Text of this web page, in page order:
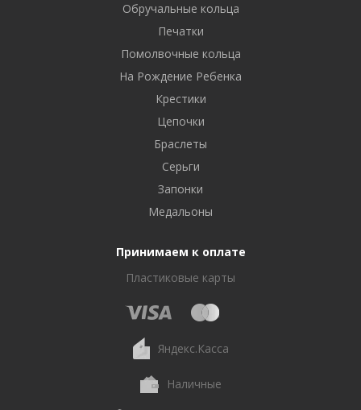
Обручальные кольца
Печатки
Помолвочные кольца
На Рождение Ребенка
Крестики
Цепочки
Браслеты
Серьги
Запонки
Медальоны
Принимаем к оплате
Пластиковые карты
Яндекс.Касса
Наличные